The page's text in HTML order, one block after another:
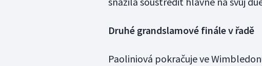
Druhé grandslamové finále v řadě
Paoliniová pokračuje ve